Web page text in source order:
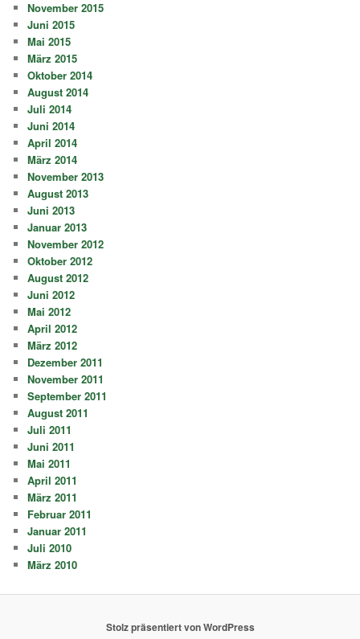
November 2015
Juni 2015
Mai 2015
März 2015
Oktober 2014
August 2014
Juli 2014
Juni 2014
April 2014
März 2014
November 2013
August 2013
Juni 2013
Januar 2013
November 2012
Oktober 2012
August 2012
Juni 2012
Mai 2012
April 2012
März 2012
Dezember 2011
November 2011
September 2011
August 2011
Juli 2011
Juni 2011
Mai 2011
April 2011
März 2011
Februar 2011
Januar 2011
Juli 2010
März 2010
Stolz präsentiert von WordPress